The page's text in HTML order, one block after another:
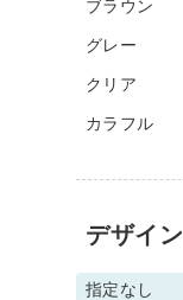
ブラウン
グレー
クリア
カラフル
デザイン
指定なし